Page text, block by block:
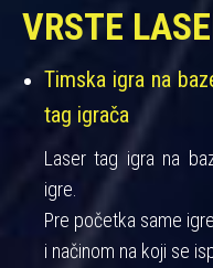
VRSTE
Timska igra na
tag igrača
Laser tag igra na
igre.
Pre početka same
i načinom na koji se